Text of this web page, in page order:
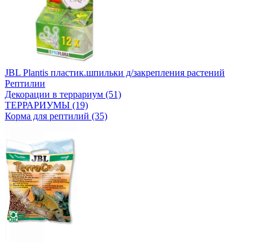
JBL Plantis пластик.шпильки д/закрепления растений
Рептилии
Декорации в террариум (51)
ТЕРРАРИУМЫ (19)
Корма для рептилий (35)